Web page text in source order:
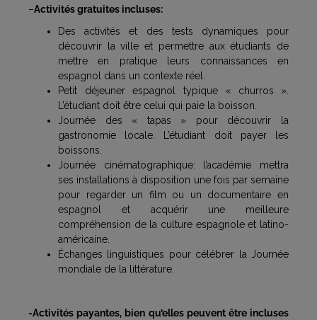
–Activités gratuites incluses:
Des activités et des tests dynamiques pour
découvrir la ville et permettre aux étudiants de
mettre en pratique leurs connaissances en
espagnol dans un contexte réel.
Petit déjeuner espagnol typique « churros ».
L’étudiant doit être celui qui paie la boisson.
Journée des « tapas » pour découvrir la
gastronomie locale. L’étudiant doit payer les
boissons.
Journée cinématographique: l’académie mettra
ses installations à disposition une fois par semaine
pour regarder un film ou un documentaire en
espagnol et acquérir une meilleure
compréhension de la culture espagnole et latino-
américaine.
Échanges linguistiques pour célébrer la Journée
mondiale de la littérature.
-Activités payantes, bien qu’elles peuvent être incluses